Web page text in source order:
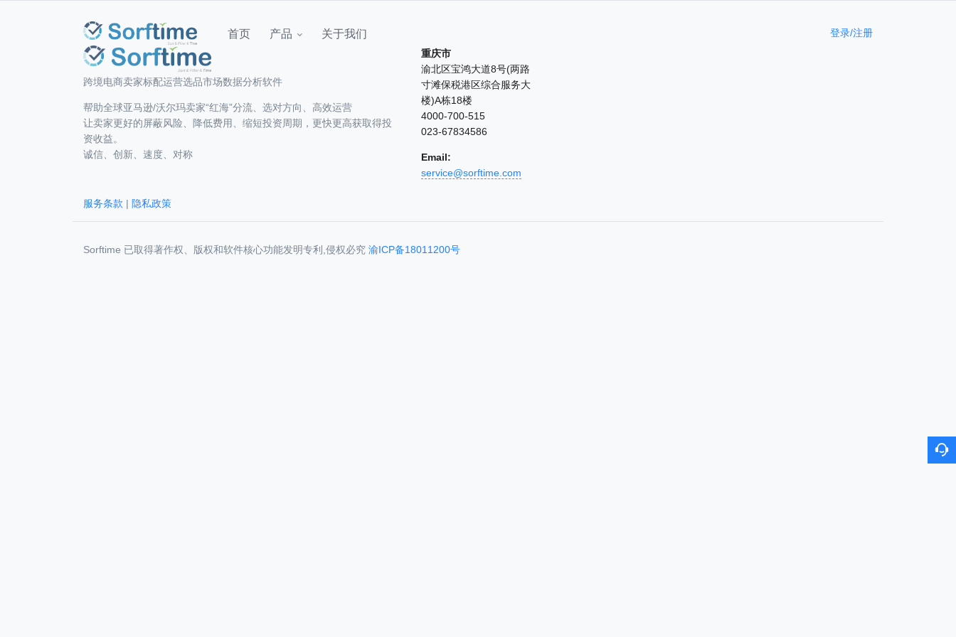
首页 产品 关于我们 登录/注册
跨境电商卖家标配运营选品市场数据分析软件
帮助全球亚马逊/沃尔玛卖家“红海”分流、选对方向、高效运营
让卖家更好的屏蔽风险、降低费用、缩短投资周期，更快更高获取得投
资收益。
诚信、创新、速度、对称
重庆市
渝北区宝鸿大道8号(两路
寸滩保税港区综合服务大
楼)A栋18楼
4000-700-515
023-67834586
Email:
service@sorftime.com
服务条款 | 隐私政策
Sorftime 已取得著作权、版权和软件核心功能发明专利,侵权必究 渝ICP备18011200号